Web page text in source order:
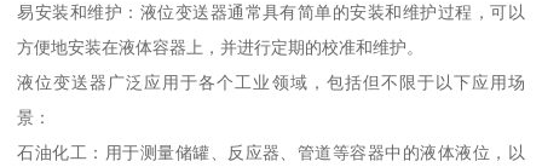
易安装和维护：液位变送器通常具有简单的安装和维护过程，可以
方便地安装在液体容器上，并进行定期的校准和维护。
液位变送器广泛应用于各个工业领域，包括但不限于以下应用场
景：
石油化工：用于测量储罐、反应器、管道等容器中的液体液位，以